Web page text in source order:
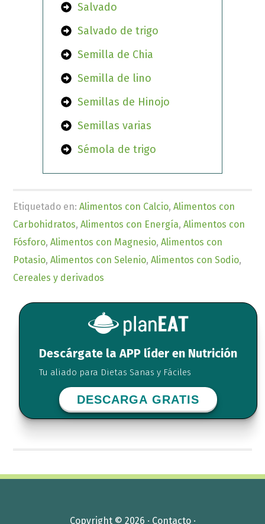
Salvado
Salvado de trigo
Semilla de Chia
Semilla de lino
Semillas de Hinojo
Semillas varias
Sémola de trigo
Etiquetado en:Alimentos con Calcio,Alimentos con
Carbohidratos,Alimentos con Energía,Alimentos con
Fósforo,Alimentos con Magnesio,Alimentos con
Potasio,Alimentos con Selenio,Alimentos con Sodio,
Cereales y derivados
Descárgate la APP líder en Nutrición
Tu aliado para Dietas Sanas y Fáciles
DESCARGA GRATIS
Copyright © 2026 · Contacto·